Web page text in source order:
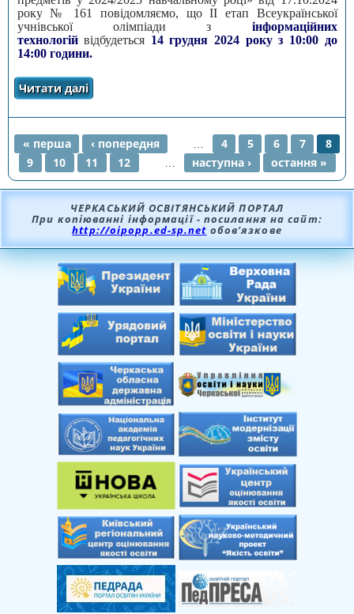
року № 161 повідомляємо, що ІI етап Всеукраїнської
учнівської олімпіади з інформаційних
технологійвідбудеться 14 грудня 2024 року з 10:00 до
14:00 години.
Читати далі
СТОРІНКИ
« перша ‹ попередня … 4 5 6 7
8
9
10 11 12 … наступна › остання »
ЧЕРКАСЬКИЙ ОСВІТЯНСЬКИЙ ПОРТАЛ
При копіюванні інформації - посилання на сайт:
http://oipopp.ed-sp.net обов’язкове